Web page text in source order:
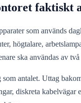
faktiskt
som används
högtalare,
ska användas av
antalet. Uttag
diskreta